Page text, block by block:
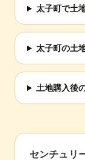
太子町で土
太子町の土
土地購入後
センチュリ